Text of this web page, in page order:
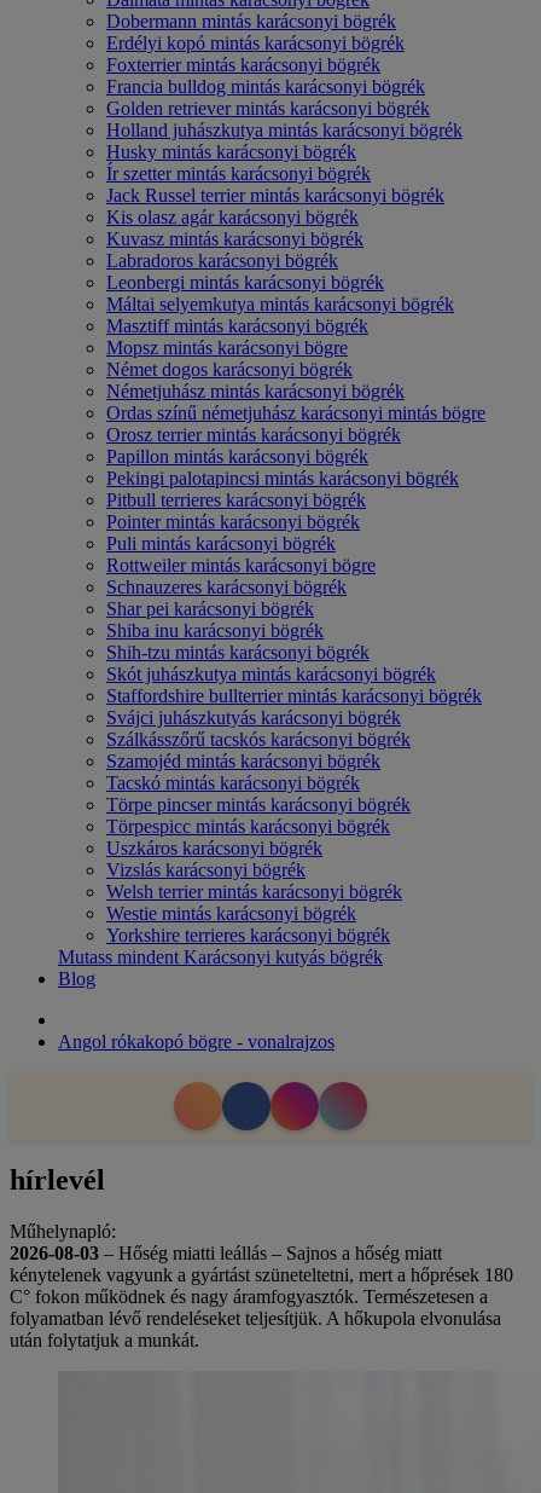
Dobermann mintás karácsonyi bögrék
Erdélyi kopó mintás karácsonyi bögrék
Foxterrier mintás karácsonyi bögrék
Francia bulldog mintás karácsonyi bögrék
Golden retriever mintás karácsonyi bögrék
Holland juhászkutya mintás karácsonyi bögrék
Husky mintás karácsonyi bögrék
Ír szetter mintás karácsonyi bögrék
Jack Russel terrier mintás karácsonyi bögrék
Kis olasz agár karácsonyi bögrék
Kuvasz mintás karácsonyi bögrék
Labradoros karácsonyi bögrék
Leonbergi mintás karácsonyi bögrék
Máltai selyemkutya mintás karácsonyi bögrék
Masztiff mintás karácsonyi bögrék
Mopsz mintás karácsonyi bögre
Német dogos karácsonyi bögrék
Németjuhász mintás karácsonyi bögrék
Ordas színű németjuhász karácsonyi mintás bögre
Orosz terrier mintás karácsonyi bögrék
Papillon mintás karácsonyi bögrék
Pekingi palotapincsi mintás karácsonyi bögrék
Pitbull terrieres karácsonyi bögrék
Pointer mintás karácsonyi bögrék
Puli mintás karácsonyi bögrék
Rottweiler mintás karácsonyi bögre
Schnauzeres karácsonyi bögrék
Shar pei karácsonyi bögrék
Shiba inu karácsonyi bögrék
Shih-tzu mintás karácsonyi bögrék
Skót juhászkutya mintás karácsonyi bögrék
Staffordshire bullterrier mintás karácsonyi bögrék
Svájci juhászkutyás karácsonyi bögrék
Szálkásszőrű tacskós karácsonyi bögrék
Szamojéd mintás karácsonyi bögrék
Tacskó mintás karácsonyi bögrék
Törpe pincser mintás karácsonyi bögrék
Törpespicc mintás karácsonyi bögrék
Uszkáros karácsonyi bögrék
Vizslás karácsonyi bögrék
Welsh terrier mintás karácsonyi bögrék
Westie mintás karácsonyi bögrék
Yorkshire terrieres karácsonyi bögrék
Mutass mindent Karácsonyi kutyás bögrék
Blog
Angol rókakopó bögre - vonalrajzos
hírlevél
Műhelynapló:
2026-08-03 – Hőség miatti leállás – Sajnos a hőség miatt
kénytelenek vagyunk a gyártást szüneteltetni, mert a hőprések 180
C° fokon működnek és nagy áramfogyasztók. Természetesen a
folyamatban lévő rendeléseket teljesítjük. A hőkupola elvonulása
után folytatjuk a munkát.